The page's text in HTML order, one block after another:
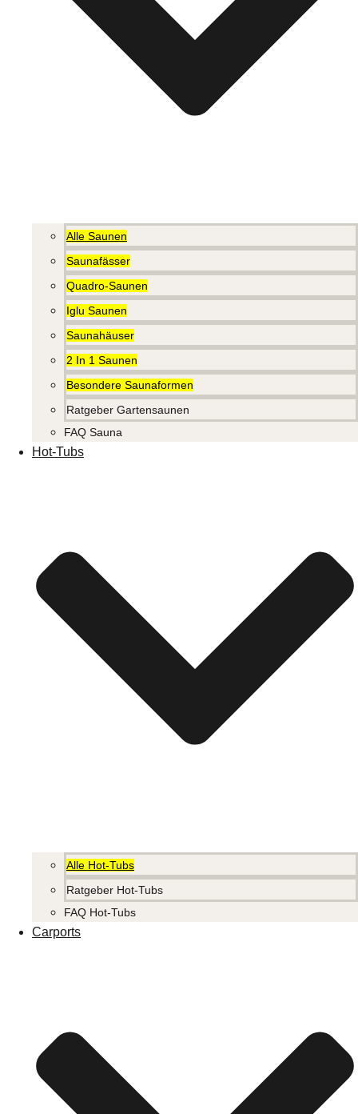
Alle Saunen
Saunafässer
Quadro-Saunen
Iglu Saunen
Saunahäuser
2 In 1 Saunen
Besondere Saunaformen
Ratgeber Gartensaunen
FAQ Sauna
Hot-Tubs
Alle Hot-Tubs
Ratgeber Hot-Tubs
FAQ Hot-Tubs
Carports